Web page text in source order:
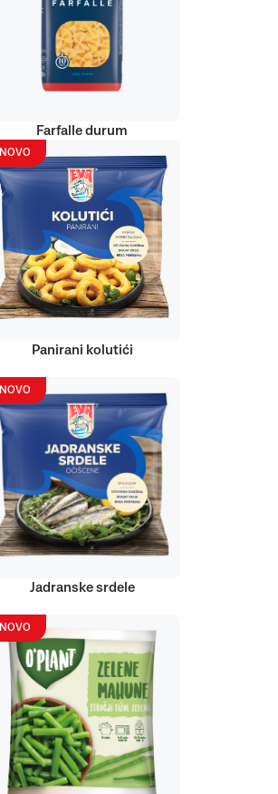
Farfalle durum
NOVO
Panirani kolutići
NOVO
Jadranske srdele
NOVO